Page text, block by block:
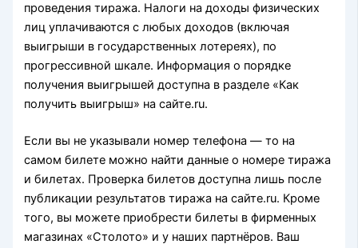
проведения тиража. Налоги на доходы физических
лиц уплачиваются с любых доходов (включая
выигрыши в государственных лотереях), по
прогрессивной шкале. Информация о порядке
получения выигрышей доступна в разделе «Как
получить выигрыш» на сайте.ru.
Если вы не указывали номер телефона — то на
самом билете можно найти данные о номере тиража
и билетах. Проверка билетов доступна лишь после
публикации результатов тиража на сайте.ru. Кроме
того, вы можете приобрести билеты в фирменных
магазинах «Столото» и у наших партнёров. Ваш